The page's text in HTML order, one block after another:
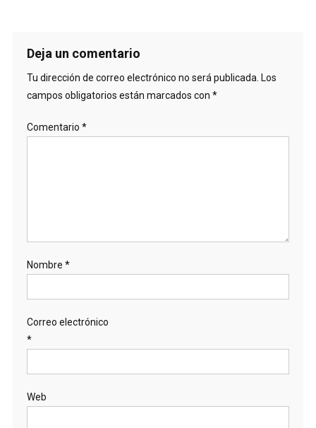
Deja un comentario
Tu dirección de correo electrónico no será publicada. Los
campos obligatorios están marcados con *
Comentario *
Nombre *
Correo electrónico
*
Web